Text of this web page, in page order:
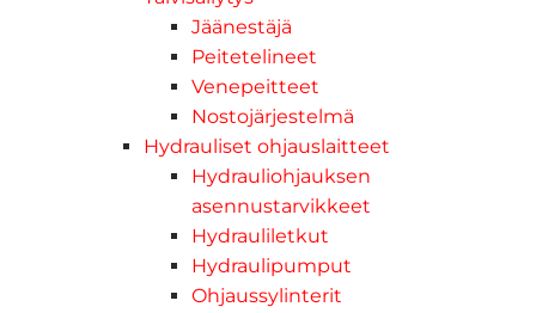
Jäänestäjä
Peitetelineet
Venepeitteet
Nostojärjestelmä
Hydrauliset ohjauslaitteet
Hydrauliohjauksen
asennustarvikkeet
Hydrauliletkut
Hydraulipumput
Ohjaussylinterit